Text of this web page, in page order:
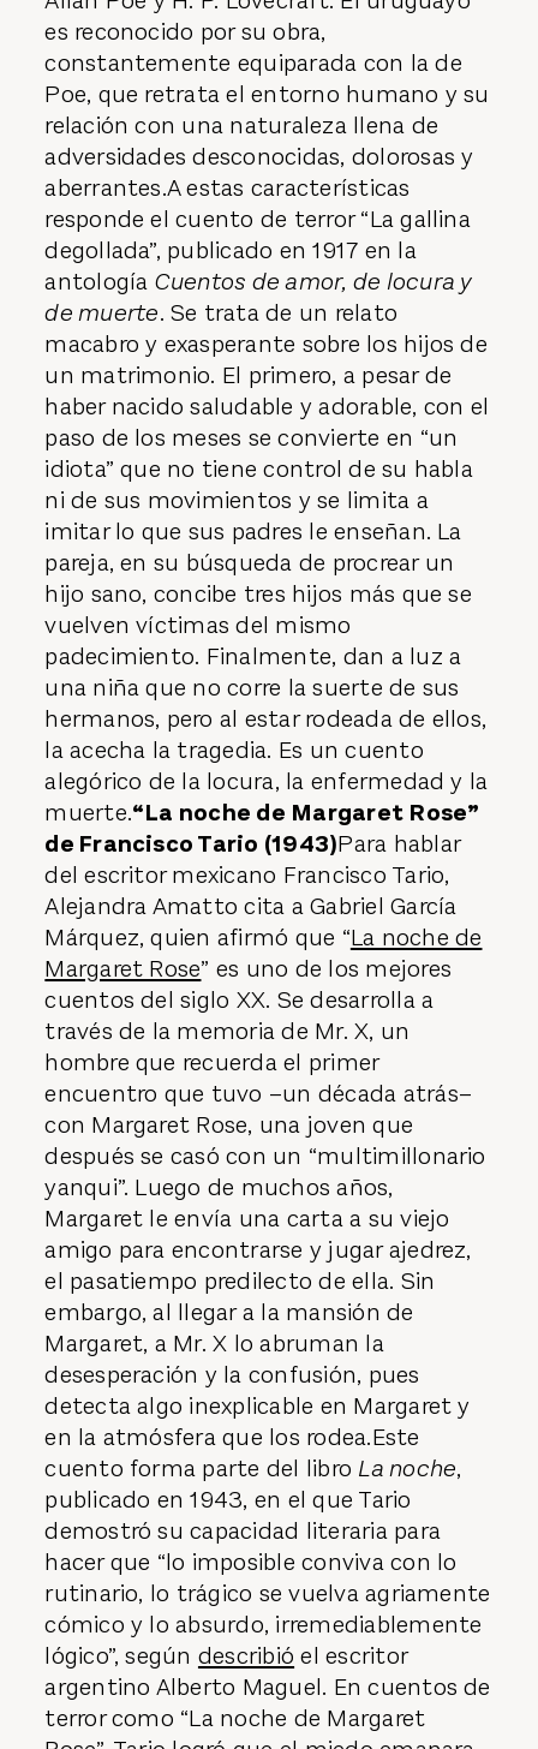
es reconocido por su obra,
constantemente equiparada con la de
Poe, que retrata el entorno humano y su
relación con una naturaleza llena de
adversidades desconocidas, dolorosas y
aberrantes.A estas características
responde el cuento de terror “La gallina
degollada”, publicado en 1917 en la
antología Cuentos de amor, de locura y
de muerte. Se trata de un relato
macabro y exasperante sobre los hijos de
un matrimonio. El primero, a pesar de
haber nacido saludable y adorable, con el
paso de los meses se convierte en “un
idiota” que no tiene control de su habla
ni de sus movimientos y se limita a
imitar lo que sus padres le enseñan. La
pareja, en su búsqueda de procrear un
hijo sano, concibe tres hijos más que se
vuelven víctimas del mismo
padecimiento. Finalmente, dan a luz a
una niña que no corre la suerte de sus
hermanos, pero al estar rodeada de ellos,
la acecha la tragedia. Es un cuento
alegórico de la locura, la enfermedad y la
muerte.“La noche de Margaret Rose”
de Francisco Tario (1943)Para hablar
del escritor mexicano Francisco Tario,
Alejandra Amatto cita a Gabriel García
Márquez, quien afirmó que “La noche de
Margaret Rose” es uno de los mejores
cuentos del siglo XX. Se desarrolla a
través de la memoria de Mr. X, un
hombre que recuerda el primer
encuentro que tuvo –un década atrás–
con Margaret Rose, una joven que
después se casó con un “multimillonario
yanqui”. Luego de muchos años,
Margaret le envía una carta a su viejo
amigo para encontrarse y jugar ajedrez,
el pasatiempo predilecto de ella. Sin
embargo, al llegar a la mansión de
Margaret, a Mr. X lo abruman la
desesperación y la confusión, pues
detecta algo inexplicable en Margaret y
en la atmósfera que los rodea.Este
cuento forma parte del libro La noche,
publicado en 1943, en el que Tario
demostró su capacidad literaria para
hacer que “lo imposible conviva con lo
rutinario, lo trágico se vuelva agriamente
cómico y lo absurdo, irremediablemente
lógico”, según describió el escritor
argentino Alberto Maguel. En cuentos de
terror como “La noche de Margaret